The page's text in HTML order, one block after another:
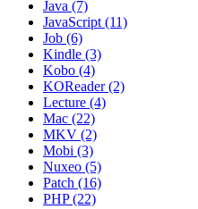
Java (7)
JavaScript (11)
Job (6)
Kindle (3)
Kobo (4)
KOReader (2)
Lecture (4)
Mac (22)
MKV (2)
Mobi (3)
Nuxeo (5)
Patch (16)
PHP (22)